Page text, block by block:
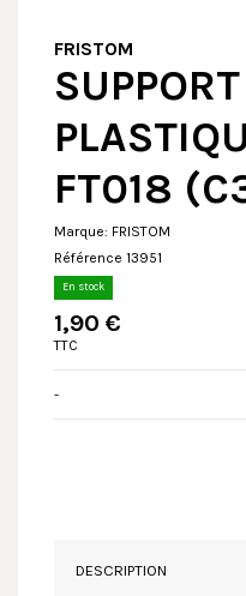
FRISTOM
FT018
Marque: FRISTOM
Référence 13951
En stock
1,90 €
TTC
-
DESCRIPTION